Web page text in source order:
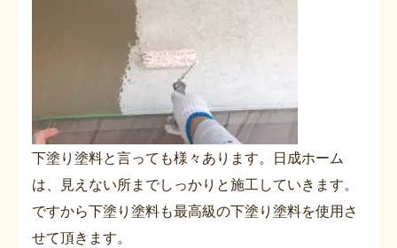
下塗り塗料と言っても様々あります。日成ホーム
は、見えない所までしっかりと施工していきます。
ですから下塗り塗料も最高級の下塗り塗料を使用さ
せて頂きます。